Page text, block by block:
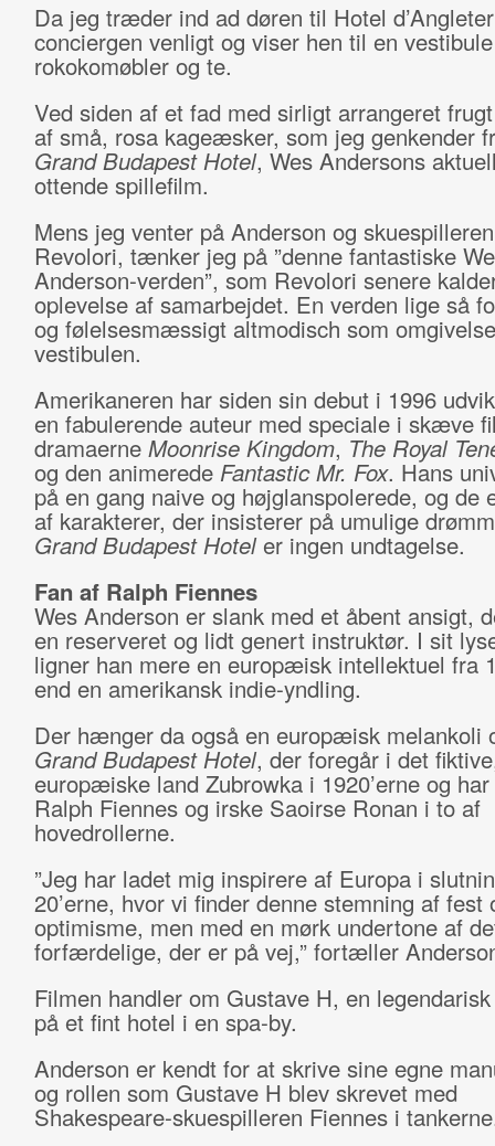
Da jeg træder ind ad døren til Hotel
conciergen venligt og viser hen til en
rokokomøbler og te.
Ved siden af et fad med sirligt arrangeret
af små, rosa kageæsker, som jeg genkender
Grand Budapest Hotel, Wes Andersons
ottende spillefilm.
Mens jeg venter på Anderson og
Revolori, tænker jeg på ”denne fantastiske
Anderson-verden”, som Revolori senere
oplevelse af samarbejdet. En verden lige så
og følelsesmæssigt altmodisch som
vestibulen.
Amerikaneren har siden sin debut i 1996
en fabulerende auteur med speciale i skæve
dramaerne Moonrise Kingdom, The Royal
og den animerede Fantastic Mr. Fox. Hans
på en gang naive og højglanspolerede, og de
af karakterer, der insisterer på umulige
Grand Budapest Hoteler ingen undtagelse.
Fan af Ralph Fiennes
Wes Anderson er slank med et åbent ansigt,
en reserveret og lidt genert instruktør. I sit
ligner han mere en europæisk intellektuel fra
end en amerikansk indie-yndling.
Der hænger da også en europæisk melankoli
Grand Budapest Hotel, der foregår i det
europæiske land Zubrowka i 1920’erne og
Ralph Fiennes og irske Saoirse Ronan i to af
hovedrollerne.
”Jeg har ladet mig inspirere af Europa i
20’erne, hvor vi finder denne stemning af fest
optimisme, men med en mørk undertone af
forfærdelige, der er på vej,” fortæller
Filmen handler om Gustave H, en
på et fint hotel i en spa-by.
Anderson er kendt for at skrive sine egne
og rollen som Gustave H blev skrevet med
Shakespeare-skuespilleren Fiennes i